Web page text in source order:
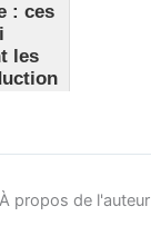
: ces
les
À propos de l'auteur